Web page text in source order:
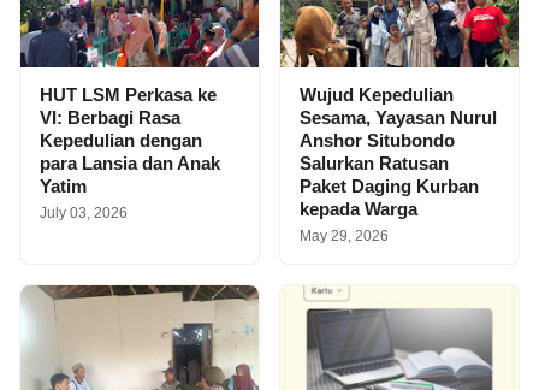
HUT LSM Perkasa ke
VI: Berbagi Rasa
Kepedulian dengan
para Lansia dan Anak
Yatim
July 03, 2026
Wujud Kepedulian
Sesama, Yayasan Nurul
Anshor Situbondo
Salurkan Ratusan
Paket Daging Kurban
kepada Warga
May 29, 2026